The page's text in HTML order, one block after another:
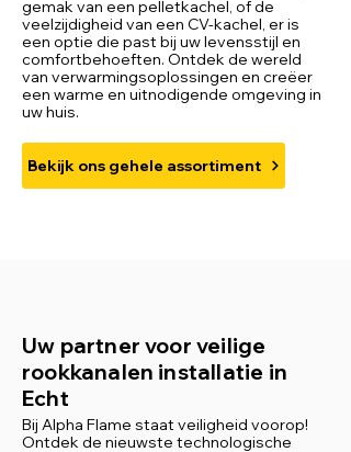
gemak van een pelletkachel, of de
veelzijdigheid van een CV-kachel, er is
een optie die past bij uw levensstijl en
comfortbehoeften. Ontdek de wereld
van verwarmingsoplossingen en creëer
een warme en uitnodigende omgeving in
uw huis.
Bekijk ons gehele assortiment
Uw partner voor veilige
rookkanalen installatie in
Echt
Bij Alpha Flame staat veiligheid voorop!
Ontdek de nieuwste technologische